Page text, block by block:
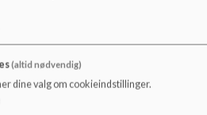
at man udfordrer
økonomisk med færre
og dermed færre pasningsdage.
(altid nødvendig)
dine valg om cookieindstillinger.